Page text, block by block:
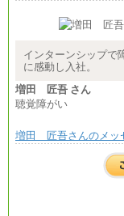
月給
※1…
※5…青
分県
県、
時給
中途：
す。
インターンシップで
に感動し入社。
増田 匠吾 さん
聴覚障がい
増田 匠吾さんのメッ